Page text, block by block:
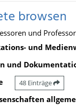
browsen
und
und
und
48 Einträge